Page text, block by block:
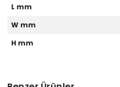
L mm
W mm
H mm